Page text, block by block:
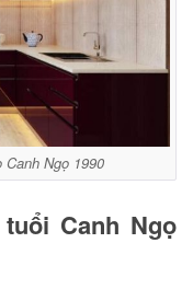
Ngọ 1990
Canh Ngọ